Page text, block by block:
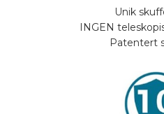
Unik
INGEN
Patentert